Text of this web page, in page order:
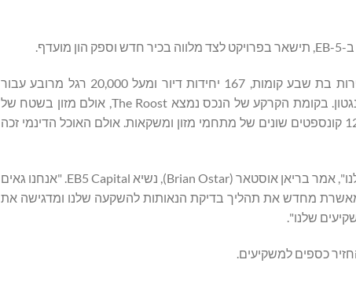
JF20, שהושלם ביולי 2020, הוא פיתוח לשימושים מעורבים הכולל קהילת דירות בת שבע קומות, 167 יחידות דיור ומעל 20,000 רגל מרובע עבור
קמעונאות בקומת הקרקע. הוא ממוקם בשכונת קפיטול היל ההיסטורית בוושינגטון. בקומת הקרקע של הנכס נמצא The Roost, אולם מזון בשטח של
12,500 רגל מרובע המופעל בידי Neighborhood Restaurant Group שכולל 12 קונספטים שונים של מתחמי מזון ומשקאות. אולם האוכל הדינמי זכה
"ההחזר על ההשקעה ב-EB-5 בידי המפתח הוא רגע חשוב במחזור העסקים שלנו", אמר בריאן אוסטאר (Brian Ostar), נשיא EB5 Capital. "אנחנו גאים
מחדש את תהליך בדיקת הנאותות להשקעה שלנו ומדגישה את